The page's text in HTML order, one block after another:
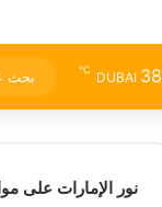
DUBAI 38
℃
نور الإمارات على